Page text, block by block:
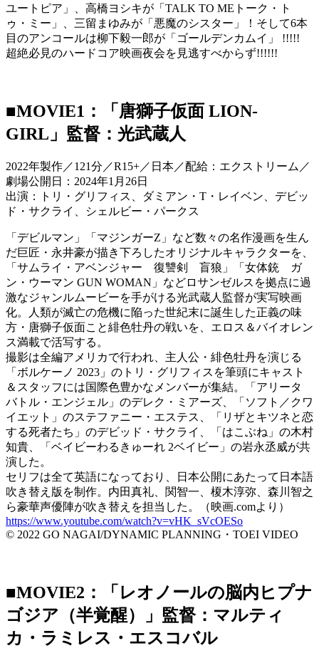
ユートピア」、高橋ヨシキが「TALK TO MEトーク・ト
ゥ・ミー」、三留まゆみが「悪魔のシスター」！そして6本
目のアンコールは柳下毅一郎が「ゴールデンカムイ」 !!!!!
超絶必見のハードコア映画夜会を見逃すべからず!!!!!!
■MOVIE1：「唐獅子仮面 LION-
GIRL」監督：光武蔵人
2022年製作／121分／R15+／日本／配給：エクストリーム／
劇場公開日：2024年1月26日
出演：トリ・グリフィス、ダミアン・T・レイベン、デビッ
ド・サクライ、シェルビー・パークス
「デビルマン」「マジンガーZ」など数々の名作漫画を生ん
だ巨匠・永井豪が描き下ろしたオリジナルキャラクターを、
「サムライ・アベンジャー 復讐剣 盲狼」「女体銃 ガ
ン・ウーマン GUN WOMAN」などロサンゼルスを拠点に過
激なジャンルムービーを手がける光武蔵人監督が実写映画
化。人類が滅亡の危機に陥った世紀末に誕生した正義の味
方・唐獅子仮面こと緋色牡丹の戦いを、エロス＆バイオレン
ス満載で活写する。
撮影は全編アメリカで行われ、主人公・緋色牡丹を演じる
「ボルケーノ 2023」のトリ・グリフィスを筆頭にキャスト
＆スタッフには国際色豊かなメンバーが集結。「アリータ
バトル・エンジェル」のデレク・ミアーズ、「ソフト／クワ
イエット」のステファニー・エステス、「リザとキツネと恋
する死者たち」のデビッド・サクライ、「はこぶね」の木村
知貴、「ベイビーわるきゅーれ 2ベイビー」の岩永丞威が共
演した。
セリフは全て英語になっており、日本公開にあたって日本語
吹き替え版を制作。内田真礼、関智一、榎木淳弥、森川智之
ら豪華声優陣が吹き替えを担当した。（映画.comより）
https://www.youtube.com/watch?v=vHK_sVcOESo
© 2022 GO NAGAI/DYNAMIC PLANNING・TOEI VIDEO
■MOVIE2：「レオノールの脳内ヒプナ
ゴジア（半覚醒）」監督：マルティ
カ・ラミレス・エスコバル